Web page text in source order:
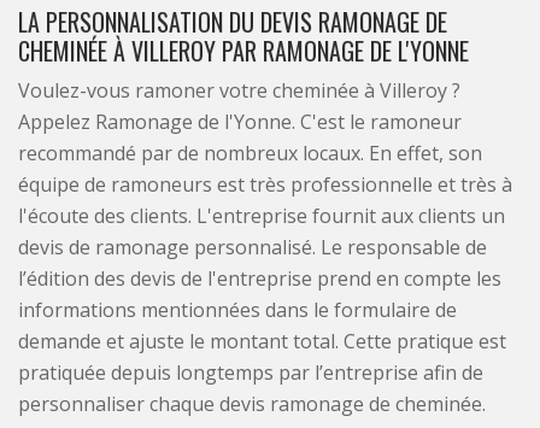
LA PERSONNALISATION DU DEVIS RAMONAGE DE
CHEMINÉE À VILLEROY PAR RAMONAGE DE L'YONNE
Voulez-vous ramoner votre cheminée à Villeroy ?
Appelez Ramonage de l'Yonne. C'est le ramoneur
recommandé par de nombreux locaux. En effet, son
équipe de ramoneurs est très professionnelle et très à
l'écoute des clients. L'entreprise fournit aux clients un
devis de ramonage personnalisé. Le responsable de
l’édition des devis de l'entreprise prend en compte les
informations mentionnées dans le formulaire de
demande et ajuste le montant total. Cette pratique est
pratiquée depuis longtemps par l’entreprise afin de
personnaliser chaque devis ramonage de cheminée.